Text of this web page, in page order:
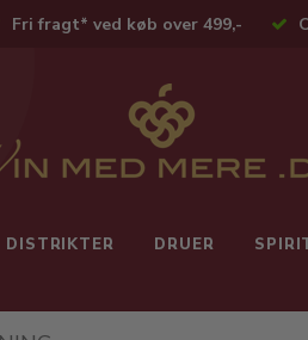
Fri fragt* ved køb over 499,-
DISTRIKTER DRUER